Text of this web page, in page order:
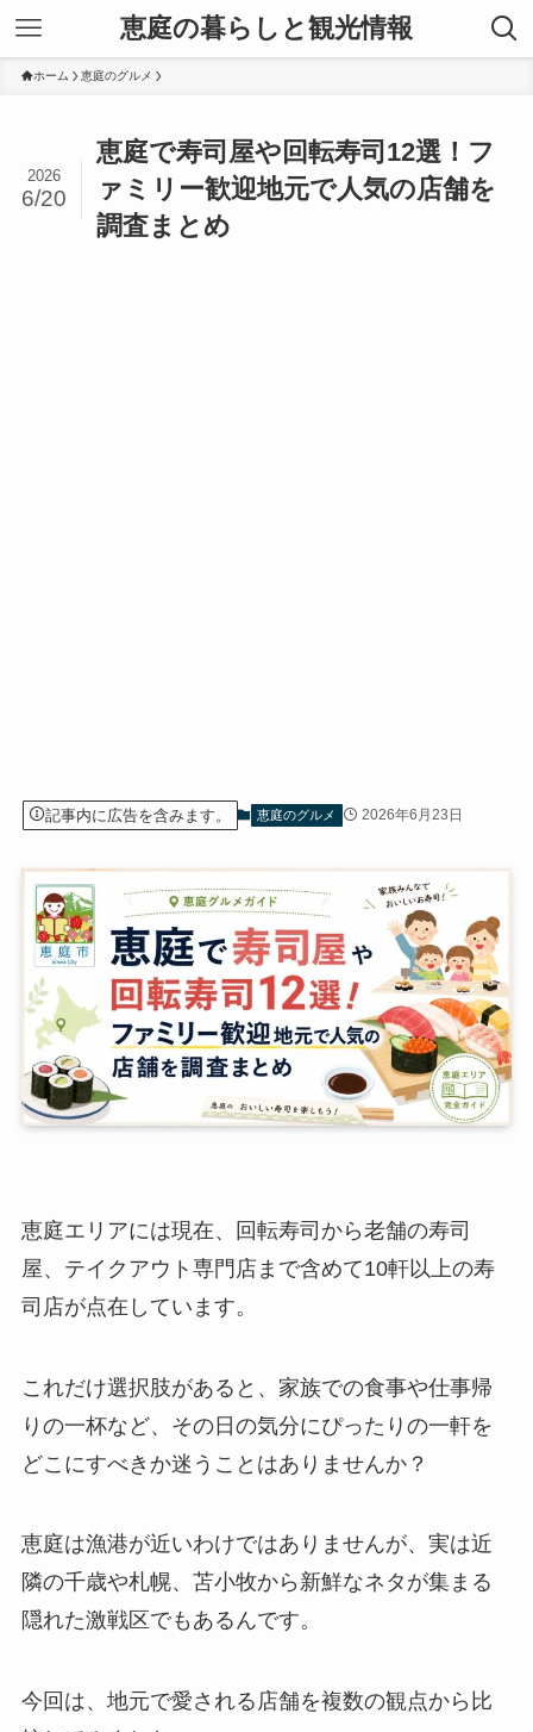
恵庭の暮らしと観光情報
ホーム 恵庭のグルメ
恵庭で寿司屋や回転寿司12選！フ
ァミリー歓迎地元で人気の店舗を
調査まとめ
2026
6/20
記事内に広告を含みます。 恵庭のグルメ 2026年6月23日
恵庭エリアには現在、回転寿司から老舗の寿司
屋、テイクアウト専門店まで含めて10軒以上の寿
司店が点在しています。
これだけ選択肢があると、家族での食事や仕事帰
りの一杯など、その日の気分にぴったりの一軒を
どこにすべきか迷うことはありませんか？
恵庭は漁港が近いわけではありませんが、実は近
隣の千歳や札幌、苫小牧から新鮮なネタが集まる
隠れた激戦区でもあるんです。
今回は、地元で愛される店舗を複数の観点から比